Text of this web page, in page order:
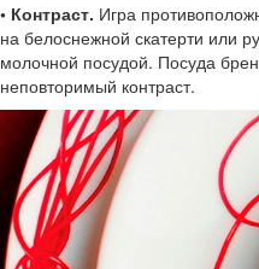
• Контраст. Игра
на белоснежной скатерти или
молочной посудой. Посуда
неповторимый контраст.